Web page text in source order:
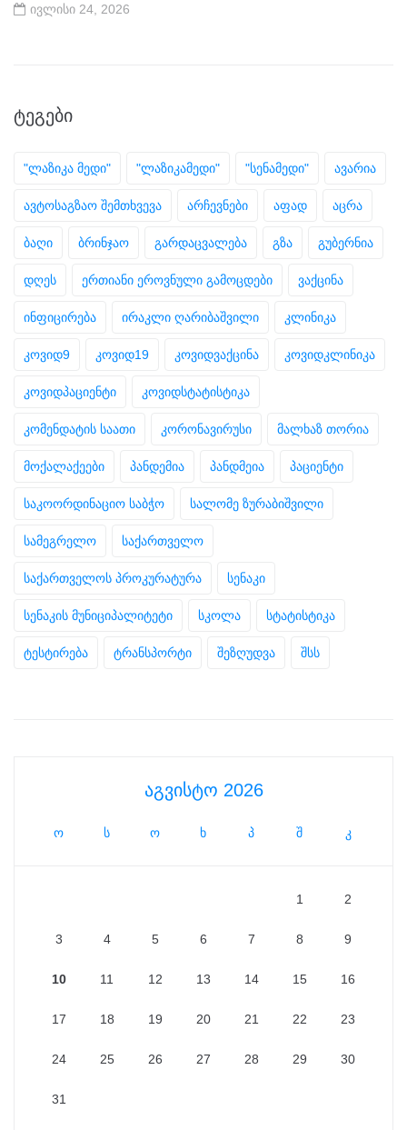
ივლისი 24, 2026
ᲢᲔᲒᲔᲑᲘ
"ლაზიკა მედი" "ლაზიკამედი" "სენამედი" ავარია
ავტოსაგზაო შემთხვევა არჩევნები აფად აცრა
ბაღი ბრინჯაო გარდაცვალება გზა გუბერნია
დღეს ერთიანი ეროვნული გამოცდები ვაქცინა
ინფიცირება ირაკლი ღარიბაშვილი კლინიკა
კოვიდ9 კოვიდ19 კოვიდვაქცინა კოვიდკლინიკა
კოვიდპაციენტი კოვიდსტატისტიკა
კომენდატის საათი კორონავირუსი მალხაზ თორია
მოქალაქეები პანდემია პანდმეია პაციენტი
საკოორდინაციო საბჭო სალომე ზურაბიშვილი
სამეგრელო საქართველო
საქართველოს პროკურატურა სენაკი
სენაკის მუნიციპალიტეტი სკოლა სტატისტიკა
ტესტირება ტრანსპორტი შეზღუდვა შსს
აგვისტო 2026
ო ს ო ხ პ შ კ
1 2
3 4 5 6 7 8 9
10 11 12 13 14 15 16
17 18 19 20 21 22 23
24 25 26 27 28 29 30
31